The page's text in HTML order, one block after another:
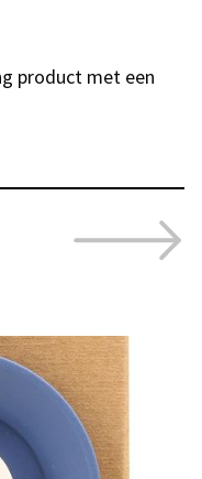
product met een